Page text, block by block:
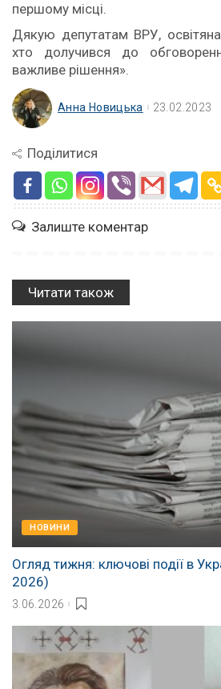
першому місці.
Дякую депутатам ВРУ,
хто долучився до
важливе рішення».
Анна Новицька 23.02.2023
Поділитися
Залиште коментар
Читати також
НОВИНИ
Огляд тижня: ключові події в
2026)
3.06.2026